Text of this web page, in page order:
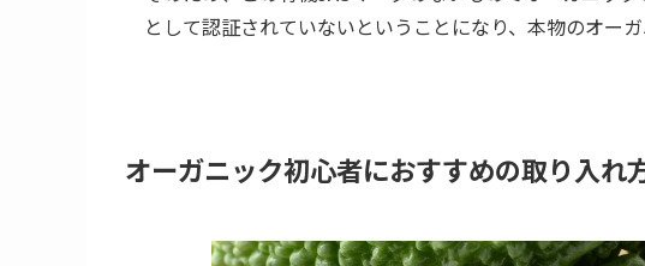
として認証されていないということになり、本物のオー
オーガニック初心者におすすめの取り入れ